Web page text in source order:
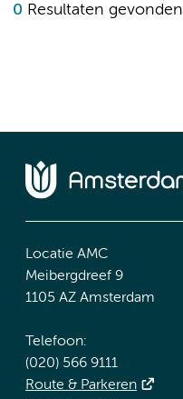
0 Resultaten gevonden
Locatie AMC
Meibergdreef 9
1105 AZ Amsterdam
Telefoon:
(020) 566 9111
Route & Parkeren